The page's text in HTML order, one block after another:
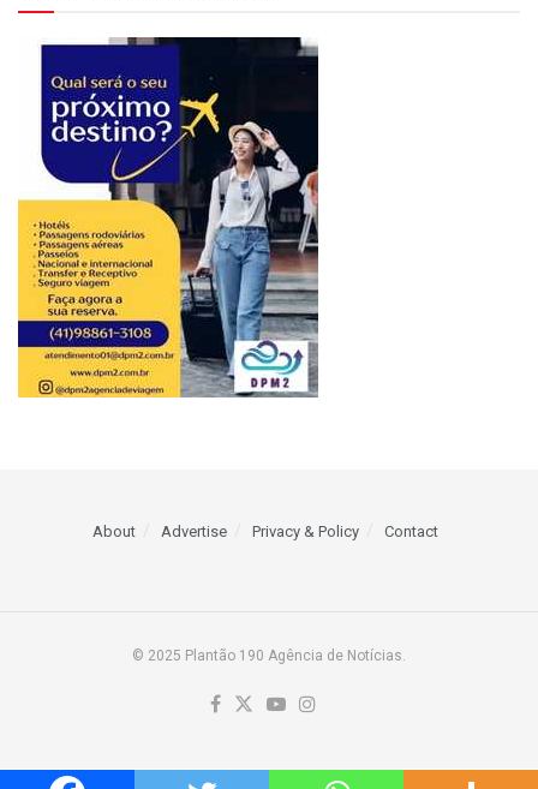
About Advertise Privacy & Policy Contact
© 2025 Plantão 190 Agência de Notícias.